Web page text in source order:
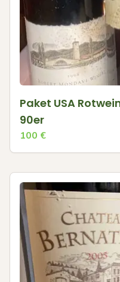
Paket USA
90er
100 €